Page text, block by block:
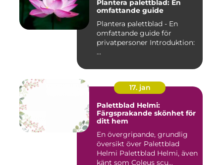
Plantera palettblad: En
omfattande guide
Plantera palettblad - En
omfattande guide för
privatpersoner Introduktion:
...
17. jan
Palettblad Helmi:
Färgsprakande skönhet för
ditt hem
En övergripande, grundlig
översikt över Palettblad
Helmi Palettblad Helmi, även
känt som Coleus scu...